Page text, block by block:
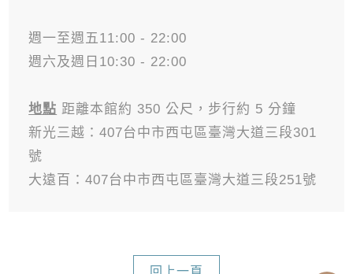
週一至週五11:00 - 22:00
週六及週日10:30 - 22:00
地點 距離本館約 350 公尺，步行約 5 分鐘
新光三越：407台中市西屯區臺灣大道三段301
號
大遠百：407台中市西屯區臺灣大道三段251號